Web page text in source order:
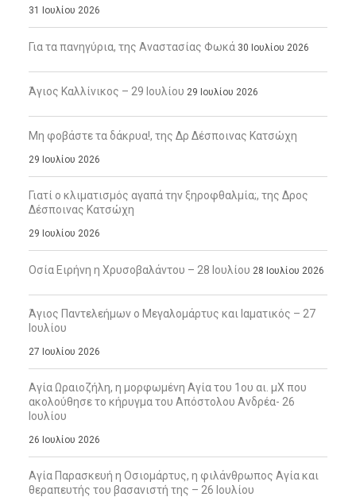
31 Ιουλίου 2026
Για τα πανηγύρια, της Αναστασίας Φωκά 30 Ιουλίου 2026
Άγιος Καλλίνικος – 29 Ιουλίου 29 Ιουλίου 2026
Μη φοβάστε τα δάκρυα!, της Δρ Δέσποινας Κατσώχη
29 Ιουλίου 2026
Γιατί ο κλιματισμός αγαπά την ξηροφθαλμία;, της Δρος
Δέσποινας Κατσώχη
29 Ιουλίου 2026
Οσία Ειρήνη η Χρυσοβαλάντου – 28 Ιουλίου 28 Ιουλίου 2026
Άγιος Παντελεήμων ο Μεγαλομάρτυς και Ιαματικός – 27
Ιουλίου
27 Ιουλίου 2026
Αγία Ωραιοζήλη, η μορφωμένη Αγία του 1ου αι. μΧ που
ακολούθησε το κήρυγμα του Απόστολου Ανδρέα- 26
Ιουλίου
26 Ιουλίου 2026
Αγία Παρασκευή η Οσιομάρτυς, η φιλάνθρωπος Αγία και
θεραπευτής του βασανιστή της – 26 Ιουλίου